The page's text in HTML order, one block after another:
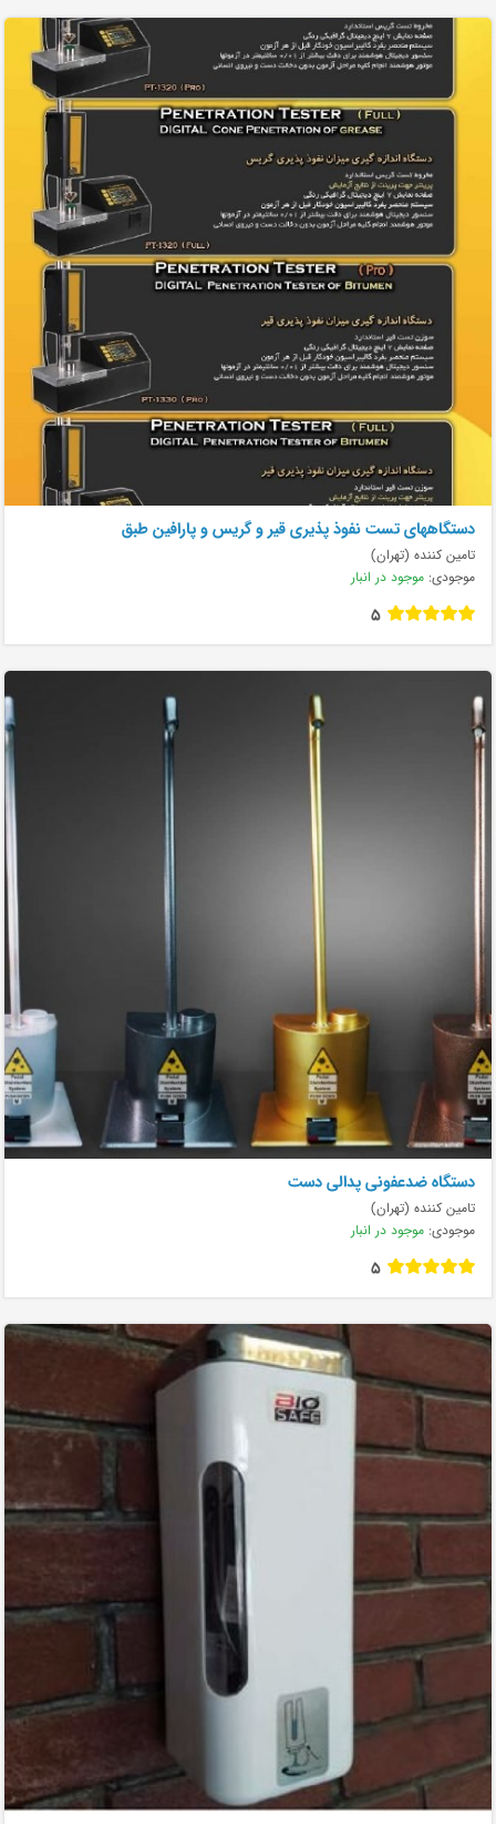
دستگاههای تست نفوذ پذيری قیر و گریس و پارافین طبق
تامین کننده (تهران)
موجودی: موجود در انبار
5
دستگاه ضدعفونی پدالی دست
تامین کننده (تهران)
موجودی: موجود در انبار
5